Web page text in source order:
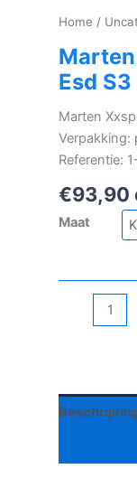
Home /
Esd S3
Marten
Verpakking:
Referentie:
€93,90
Maat
Xxsports
Low
Esd